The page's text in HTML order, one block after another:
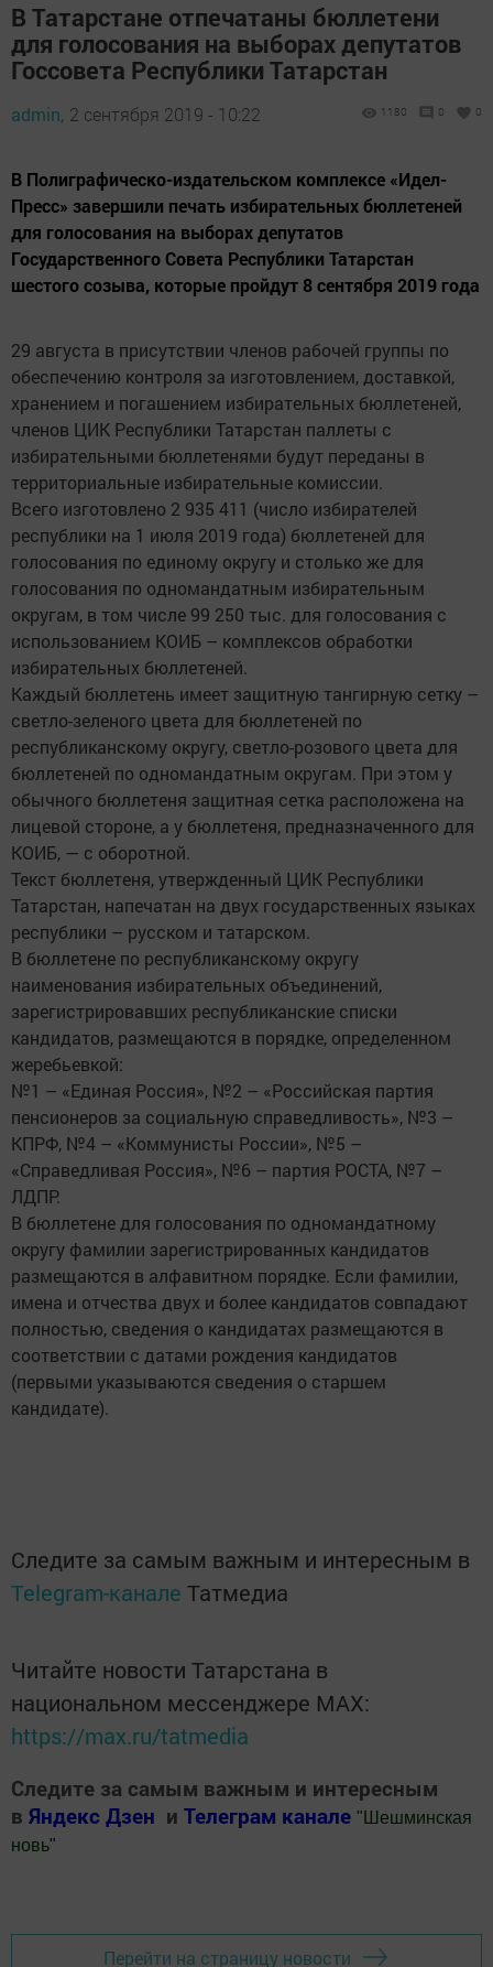
В Татарстане отпечатаны бюллетени
для голосования на выборах депутатов
Госсовета Республики Татарстан
admin, 2 сентября 2019 - 10:22 1180 0 0
В Полиграфическо-издательском комплексе «Идел-
Пресс» завершили печать избирательных бюллетеней
для голосования на выборах депутатов
Государственного Совета Республики Татарстан
шестого созыва, которые пройдут 8 сентября 2019 года
29 августа в присутствии членов рабочей группы по
обеспечению контроля за изготовлением, доставкой,
хранением и погашением избирательных бюллетеней,
членов ЦИК Республики Татарстан паллеты с
избирательными бюллетенями будут переданы в
территориальные избирательные комиссии.
Всего изготовлено 2 935 411 (число избирателей
республики на 1 июля 2019 года) бюллетеней для
голосования по единому округу и столько же для
голосования по одномандатным избирательным
округам, в том числе 99 250 тыс. для голосования с
использованием КОИБ – комплексов обработки
избирательных бюллетеней.
Каждый бюллетень имеет защитную тангирную сетку –
светло-зеленого цвета для бюллетеней по
республиканскому округу, светло-розового цвета для
бюллетеней по одномандатным округам. При этом у
обычного бюллетеня защитная сетка расположена на
лицевой стороне, а у бюллетеня, предназначенного для
КОИБ, — с оборотной.
Текст бюллетеня, утвержденный ЦИК Республики
Татарстан, напечатан на двух государственных языках
республики – русском и татарском.
В бюллетене по республиканскому округу
наименования избирательных объединений,
зарегистрировавших республиканские списки
кандидатов, размещаются в порядке, определенном
жеребьевкой:
№1 – «Единая Россия», №2 – «Российская партия
пенсионеров за социальную справедливость», №3 –
КПРФ, №4 – «Коммунисты России», №5 –
«Справедливая Россия», №6 – партия РОСТА, №7 –
ЛДПР.
В бюллетене для голосования по одномандатному
округу фамилии зарегистрированных кандидатов
размещаются в алфавитном порядке. Если фамилии,
имена и отчества двух и более кандидатов совпадают
полностью, сведения о кандидатах размещаются в
соответствии с датами рождения кандидатов
(первыми указываются сведения о старшем
кандидате).
Следите за самым важным и интересным в
Telegram-канале Татмедиа
Читайте новости Татарстана в
национальном мессенджере MАХ:
https://max.ru/tatmedia
Следите за самым важным и интересным
в Яндекс Дзен и Телеграм канале " Шешминская
новь"
Перейти на страницу новости